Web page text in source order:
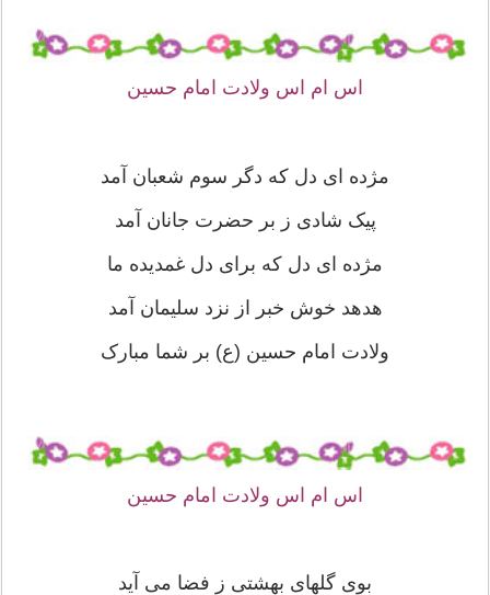
اس ام اس ولادت امام حسین
مژده ای دل که دگر سوم شعبان آمد
پیک شادی ز بر حضرت جانان آمد
مژده ای دل که برای دل غمدیده ما
هدهد خوش خبر از نزد سلیمان آمد
ولادت امام حسین (ع) بر شما مبارک
اس ام اس ولادت امام حسین
بوی گلهای بهشتی ز فضا می آید